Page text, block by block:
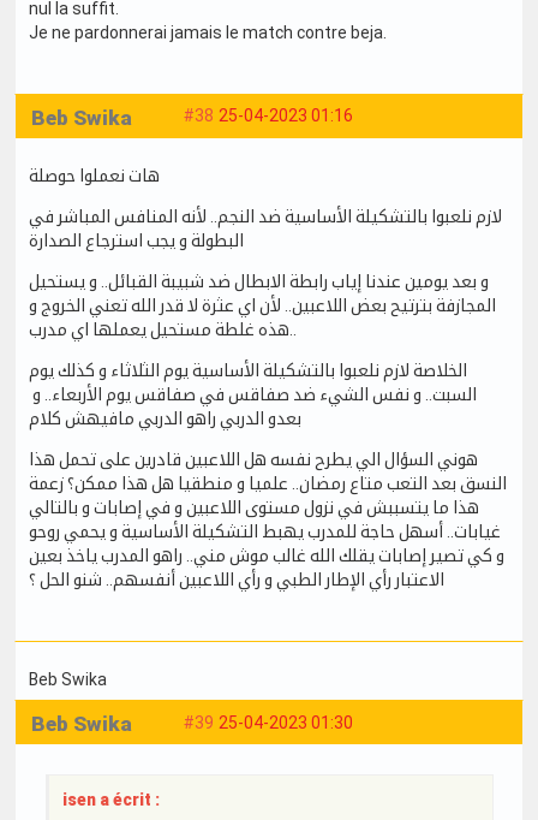
nul la suffit.
Je ne pardonnerai jamais le match contre beja.
#38 25-04-2023 01:16
Beb Swika
هات نعملوا حوصلة
لازم نلعبوا بالتشكيلة الأساسية ضد النجم.. لأنه المنافس المباشر في
البطولة و يجب استرجاع الصدارة
و بعد يومين عندنا إياب رابطة الابطال ضد شبيبة القبائل.. و يستحيل
المجازفة بترتيح بعض اللاعبين.. لأن اي عثرة لا قدر الله تعني الخروج و
الخلاصة لازم نلعبوا بالتشكيلة الأساسية يوم الثلاثاء و كذلك يوم
السبت.. و نفس الشيء ضد صفاقس في صفاقس يوم الأربعاء.. و
بعدو الدربي راهو الدربي مافيهش كلام
هوني السؤال الي يطرح نفسه هل اللاعبين قادرين على تحمل هذا
النسق بعد التعب متاع رمضان.. علميا و منطقيا هل هذا ممكن؟ زعمة
هذا ما يتسببش في نزول مستوى اللاعبين و في إصابات و بالتالي
غيابات.. أسهل حاجة للمدرب يهبط التشكيلة الأساسية و يحمي روحو
و كي تصير إصابات يقلك الله غالب موش مني.. راهو المدرب ياخذ بعين
الاعتبار رأي الإطار الطبي و رأي اللاعبين أنفسهم.. شنو الحل ؟
Beb Swika
#39 25-04-2023 01:30
Beb Swika
isen a écrit :